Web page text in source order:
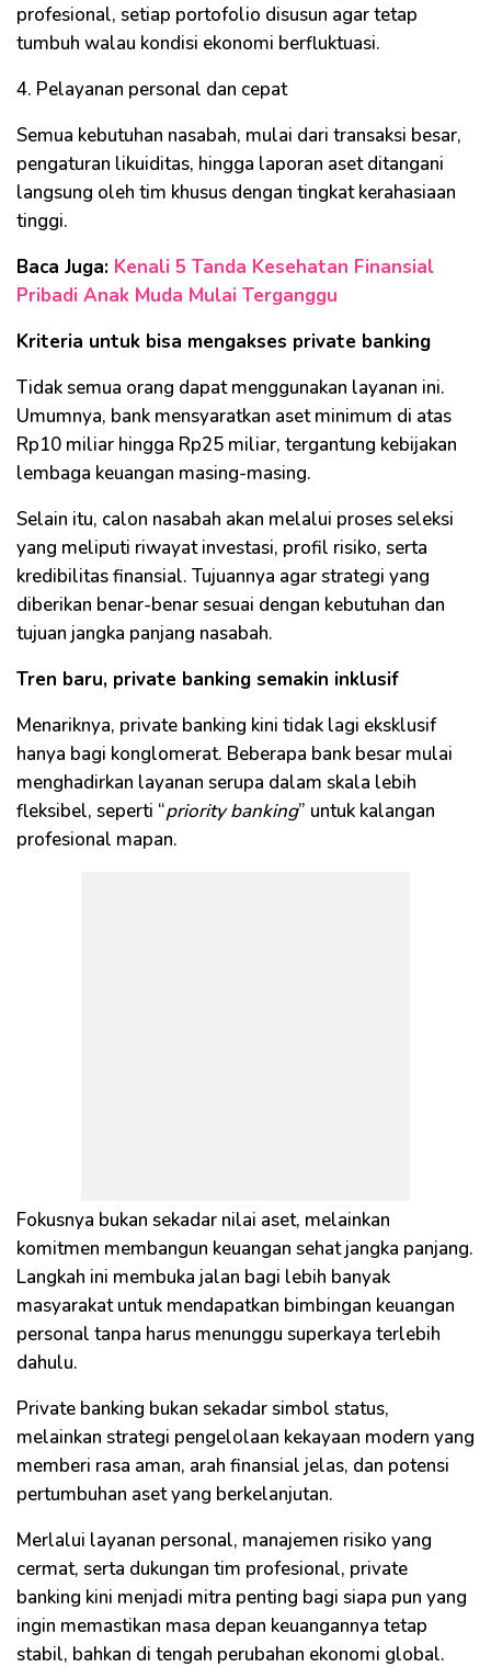
profesional, setiap portofolio disusun agar tetap
tumbuh walau kondisi ekonomi berfluktuasi.
4. Pelayanan personal dan cepat
Semua kebutuhan nasabah, mulai dari transaksi besar,
pengaturan likuiditas, hingga laporan aset ditangani
langsung oleh tim khusus dengan tingkat kerahasiaan
tinggi.
Baca Juga: Kenali 5 Tanda Kesehatan Finansial
Pribadi Anak Muda Mulai Terganggu
Kriteria untuk bisa mengakses private banking
Tidak semua orang dapat menggunakan layanan ini.
Umumnya, bank mensyaratkan aset minimum di atas
Rp10 miliar hingga Rp25 miliar, tergantung kebijakan
lembaga keuangan masing-masing.
Selain itu, calon nasabah akan melalui proses seleksi
yang meliputi riwayat investasi, profil risiko, serta
kredibilitas finansial. Tujuannya agar strategi yang
diberikan benar-benar sesuai dengan kebutuhan dan
tujuan jangka panjang nasabah.
Tren baru, private banking semakin inklusif
Menariknya, private banking kini tidak lagi eksklusif
hanya bagi konglomerat. Beberapa bank besar mulai
menghadirkan layanan serupa dalam skala lebih
fleksibel, seperti “priority banking” untuk kalangan
profesional mapan.
Fokusnya bukan sekadar nilai aset, melainkan
komitmen membangun keuangan sehat jangka panjang.
Langkah ini membuka jalan bagi lebih banyak
masyarakat untuk mendapatkan bimbingan keuangan
personal tanpa harus menunggu superkaya terlebih
dahulu.
Private banking bukan sekadar simbol status,
melainkan strategi pengelolaan kekayaan modern yang
memberi rasa aman, arah finansial jelas, dan potensi
pertumbuhan aset yang berkelanjutan.
Merlalui layanan personal, manajemen risiko yang
cermat, serta dukungan tim profesional, private
banking kini menjadi mitra penting bagi siapa pun yang
ingin memastikan masa depan keuangannya tetap
stabil, bahkan di tengah perubahan ekonomi global.